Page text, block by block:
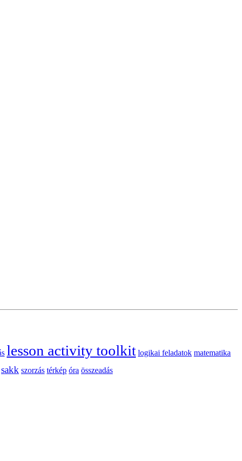
lesson activity toolkit logikai feladatok matematika
sakk szorzás térkép óra összeadás